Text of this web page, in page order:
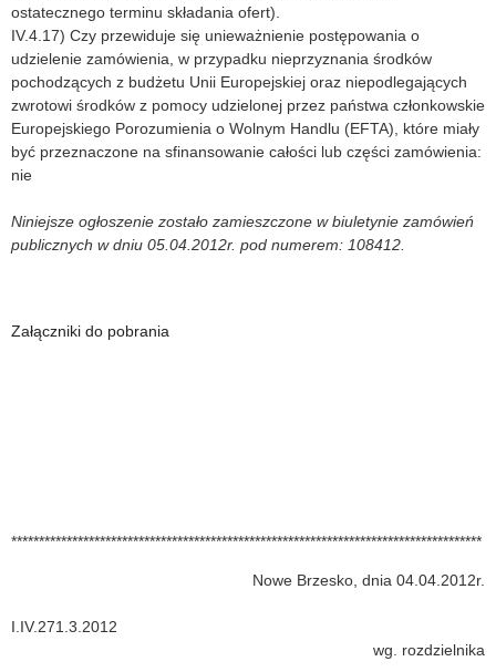
ostatecznego terminu składania ofert).
IV.4.17) Czy przewiduje się unieważnienie postępowania o
udzielenie zamówienia, w przypadku nieprzyznania środków
pochodzących z budżetu Unii Europejskiej oraz niepodlegających
zwrotowi środków z pomocy udzielonej przez państwa członkowskie
Europejskiego Porozumienia o Wolnym Handlu (EFTA), które miały
być przeznaczone na sfinansowanie całości lub części zamówienia:
nie
Niniejsze ogłoszenie zostało zamieszczone w biuletynie zamówień
publicznych w dniu 05.04.2012r. pod numerem: 108412.
Załączniki do pobrania
*************************************************************************************
Nowe Brzesko, dnia 04.04.2012r.
I.IV.271.3.2012
wg. rozdzielnika